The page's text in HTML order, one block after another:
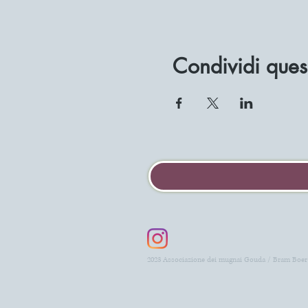
Condividi
2023 Associazione dei mugnai Gouda / Bram Boer